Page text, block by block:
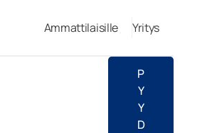
Ammattilaisille Yritys
P
Y
Y
D